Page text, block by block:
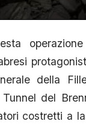
della
del
costretti a